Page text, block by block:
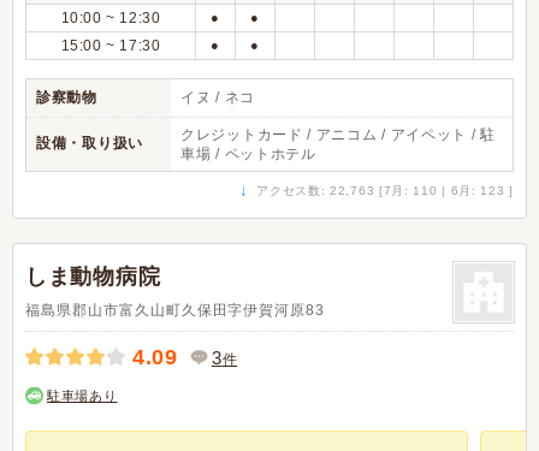
10:00 ~ 12:30
● ●
15:00 ~ 17:30 ● ●
診察動物 イヌ / ネコ
設備・取り扱い
クレジットカード / アニコム / アイペット / 駐
車場 / ペットホテル
↓ アクセス数: 22,763 [7月: 110 | 6月: 123 ]
しま動物病院
福島県郡山市富久山町久保田字伊賀河原83
4.09 3件
駐車場あり